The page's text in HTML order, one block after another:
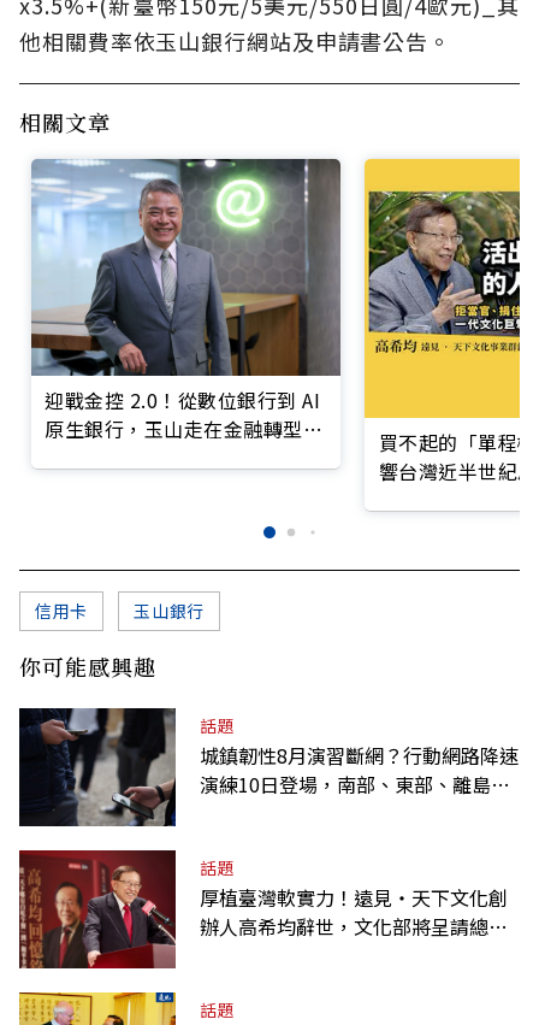
他相關費率依玉山銀行網站及申請書公告。
相關文章
迎戰金控 2.0！從數位銀行到 AI
原生銀行，玉山走在金融轉型最
買不起的「單程
響台灣近半世紀
信用卡 玉山銀行
你可能感興趣
話題
城鎮韌性8月演習斷網？行動網路降速
演練10日登場，南部、東部、離島為
話題
厚植臺灣軟實力！遠見‧天下文化創
辦人高希均辭世，文化部將呈請總統
話題